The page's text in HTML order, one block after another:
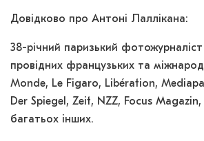
Довідково про Антоні Лаллікана:
38-річний паризький
провідних французьких та
Monde, Le Figaro, Libération,
Der Spiegel, Zeit, NZZ, Focus
багатьох інших.